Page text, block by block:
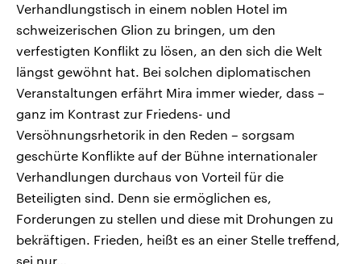
Verhandlungstisch in einem noblen Hotel im
schweizerischen Glion zu bringen, um den
verfestigten Konflikt zu lösen, an den sich die Welt
längst gewöhnt hat. Bei solchen diplomatischen
Veranstaltungen erfährt Mira immer wieder, dass –
ganz im Kontrast zur Friedens- und
Versöhnungsrhetorik in den Reden – sorgsam
geschürte Konflikte auf der Bühne internationaler
Verhandlungen durchaus von Vorteil für die
Beteiligten sind. Denn sie ermöglichen es,
Forderungen zu stellen und diese mit Drohungen zu
bekräftigen. Frieden, heißt es an einer Stelle treffend,
sei nur…